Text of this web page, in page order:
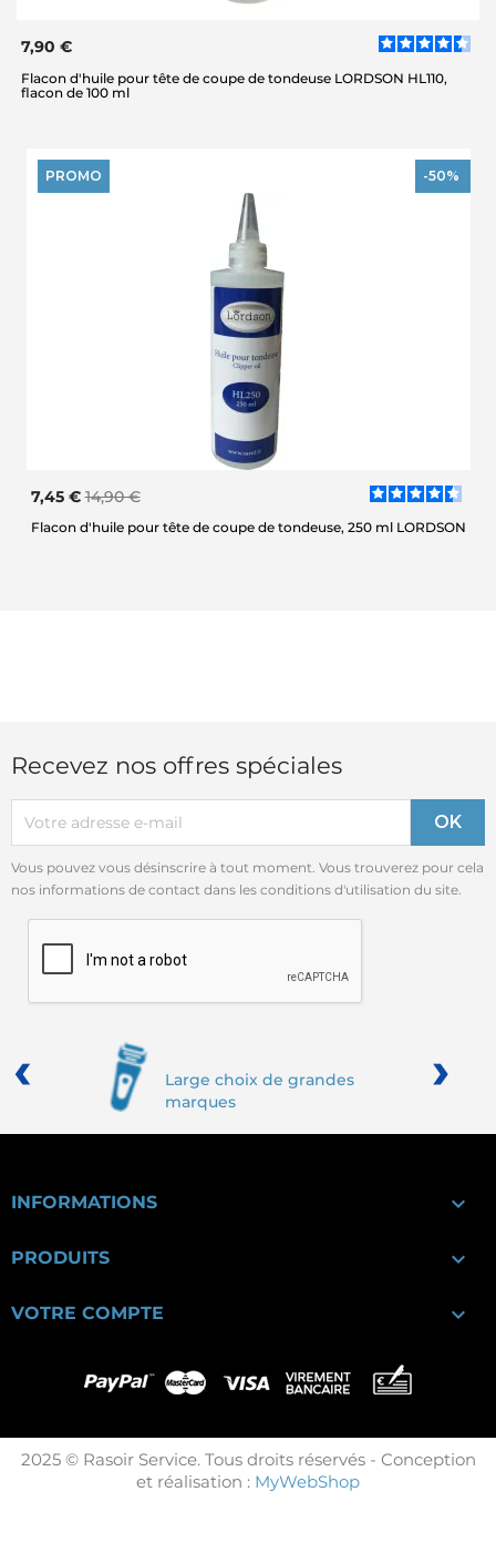
7,90 €
Flacon d'huile pour tête de coupe de tondeuse LORDSON HL110,
flacon de 100 ml
PROMO -50%
7,45 €14,90 €
Flacon d'huile pour tête de coupe de tondeuse, 250 ml LORDSON
Recevez nos offres spéciales
Vous pouvez vous désinscrire à tout moment. Vous trouverez pour cela
nos informations de contact dans les conditions d'utilisation du site.
Large choix de grandes
marques
‹ ›
INFORMATIONS 
PRODUITS 
VOTRE COMPTE 
2025 © Rasoir Service. Tous droits réservés - Conception
et réalisation : MyWebShop